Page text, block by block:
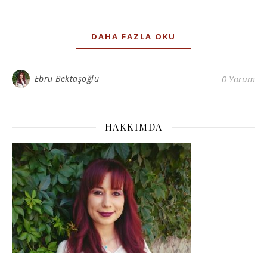
DAHA FAZLA OKU
Ebru Bektaşoğlu 0 Yorum
HAKKIMDA